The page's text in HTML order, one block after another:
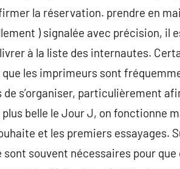
la réservation. prendre en
) signalée avec précision, il
à la liste des internautes.
les imprimeurs sont
s’organiser, particulièrement
belle le Jour J, on fonctionne
et les premiers essayages.
souvent nécessaires pour